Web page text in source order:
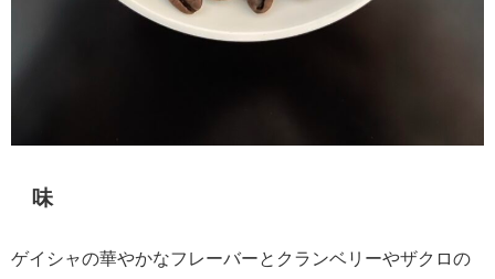
味
ゲイシャの華やかなフレーバーとクランベリーやザクロの